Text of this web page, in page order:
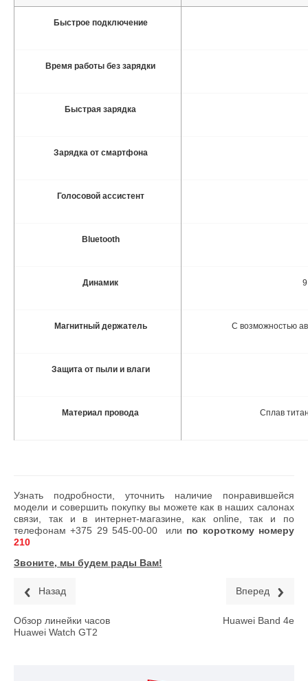
Быстрое подключение
Время работы без зарядки
Быстрая зарядка
Зарядка от смартфона
Голосовой ассистент
Bluetooth
Динамик
Магнитный держатель С возможностью
Защита от пыли и влаги
Материал провода Сплав
Узнать подробности, уточнить наличие понравившейся
модели и совершить покупку вы можете как в наших салонах
связи, так и в интернет-магазине, как online, так и по
телефонам+375 29 545-00-00 или по короткому номеру
210
Звоните, мы будем рады Вам!
Назад
Обзор линейки часов
Huawei Watch GT2
Вперед
Huawei Band 4e